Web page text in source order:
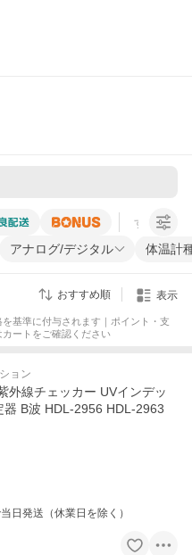
すべての条
アナログ/デジタル 体温計
おすすめ順 表示
を基準に付与されます｜ポイント・支
ートをご確認ください
ョン
外線チェッカー UVインデッ
器 B波 HDL-2956 HDL-2963
日発送（休業日を除く）